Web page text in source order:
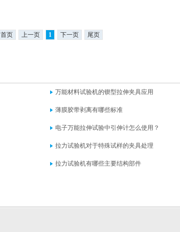
首页 上一页 1 下一页 尾页
万能材料试验机的锲型拉伸夹具应用
薄膜胶带剥离有哪些标准
电子万能拉伸试验中引伸计怎么使用？
拉力试验机对于特殊试样的夹具处理
拉力试验机有哪些主要结构部件